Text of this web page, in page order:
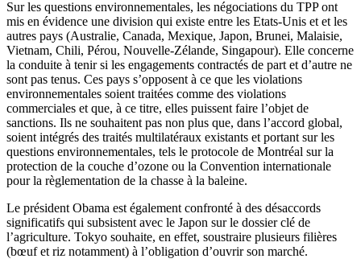
Sur les questions environnementales, les négociations du TPP ont
mis en évidence une division qui existe entre les Etats-Unis et et les
autres pays (Australie, Canada, Mexique, Japon, Brunei, Malaisie,
Vietnam, Chili, Pérou, Nouvelle-Zélande, Singapour). Elle concerne
la conduite à tenir si les engagements contractés de part et d’autre ne
sont pas tenus. Ces pays s’opposent à ce que les violations
environnementales soient traitées comme des violations
commerciales et que, à ce titre, elles puissent faire l’objet de
sanctions. Ils ne souhaitent pas non plus que, dans l’accord global,
soient intégrés des traités multilatéraux existants et portant sur les
questions environnementales, tels le protocole de Montréal sur la
protection de la couche d’ozone ou la Convention internationale
pour la règlementation de la chasse à la baleine.
Le président Obama est également confronté à des désaccords
significatifs qui subsistent avec le Japon sur le dossier clé de
l’agriculture. Tokyo souhaite, en effet, soustraire plusieurs filières
(bœuf et riz notamment) à l’obligation d’ouvrir son marché.